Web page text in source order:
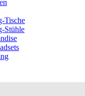
Tische
Stühle